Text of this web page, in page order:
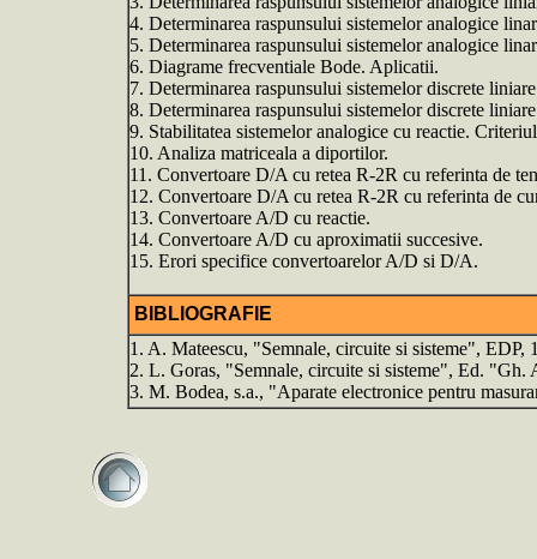
4. Determinarea raspunsului sistemelor analogice
5. Determinarea raspunsului sistemelor analogice
6. Diagrame frecventiale Bode. Aplicatii.
7. Determinarea raspunsului sistemelor discrete
8. Determinarea raspunsului sistemelor discrete
9. Stabilitatea sistemelor analogice cu reactie.
10. Analiza matriceala a diportilor.
11. Convertoare D/A cu retea R-2R cu referinta de
12. Convertoare D/A cu retea R-2R cu referinta de
13. Convertoare A/D cu reactie.
14. Convertoare A/D cu aproximatii succesive.
15. Erori specifice convertoarelor A/D si D/A.
BIBLIOGRAFIE
1. A. Mateescu, "Semnale, circuite si sisteme", EDP,
2. L. Goras, "Semnale, circuite si sisteme", Ed. "Gh.
3. M. Bodea, s.a., "Aparate electronice pentru